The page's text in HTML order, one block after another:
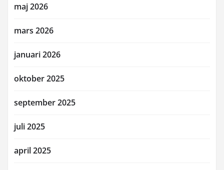
maj 2026
mars 2026
januari 2026
oktober 2025
september 2025
juli 2025
april 2025